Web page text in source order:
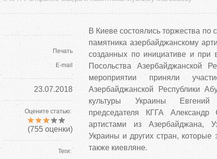
Печать
E-mail
23.07.2018
Оцените статью:
(755 оценки)
Теги:
В Киеве состоялись торжества по
памятника азербайджанскому
созданных по инициативе и при
Посольства Азербайджанской
мероприятии приняли
Азербайджанской Республики
культуры Украины Евгений
председателя КГГА Александр
артистами из Азербайджана,
Украины и других стран,
также киевляне.